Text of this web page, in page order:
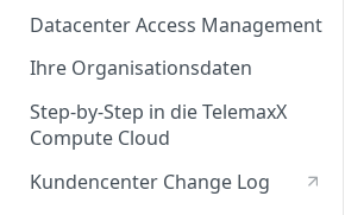
Rollen & Rechte
Services Overview
Service Management
Service & Vertrag
Ansprechpartner &
Berechtigte Personen
Datacenter Access Management
Ihre Organisationsdaten
Step-by-Step in die TelemaxX
Compute Cloud
Kundencenter Change Log